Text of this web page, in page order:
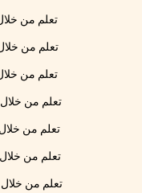
تعلم من
تعلم من
تعلم من
تعلم من خلال
تعلم من خلال
تعلم من خلال
تعلم من خلال